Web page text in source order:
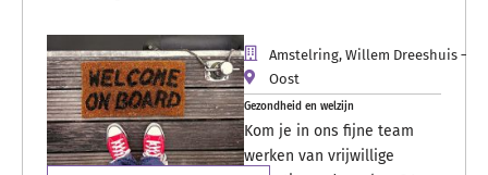
Amstelring, Willem Dreeshuis –
Oost
Gezondheid en welzijn
Kom je in ons fijne team
werken van vrijwillige